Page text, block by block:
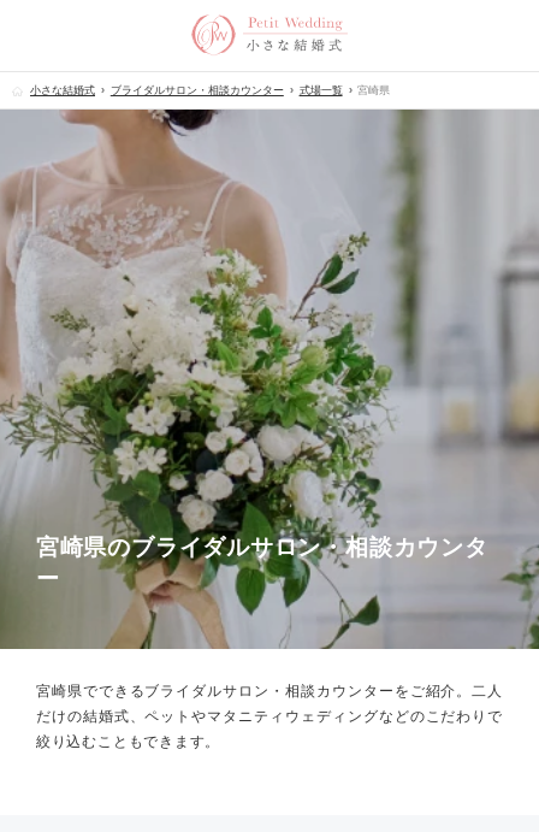
小さな結婚式 ブライダルサロン・相談カウンター 式場一覧 宮崎県
宮崎県のブライダルサロン・相談カウンタ
ー
宮崎県でできるブライダルサロン・相談カウンターをご紹介。二人
だけの結婚式、ペットやマタニティウェディングなどのこだわりで
絞り込むこともできます。